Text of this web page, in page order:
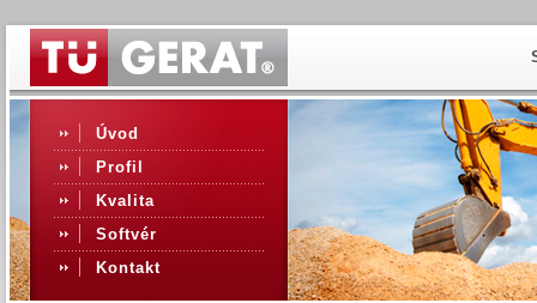
Úvod
Profil
Kvalita
Softvér
Kontakt